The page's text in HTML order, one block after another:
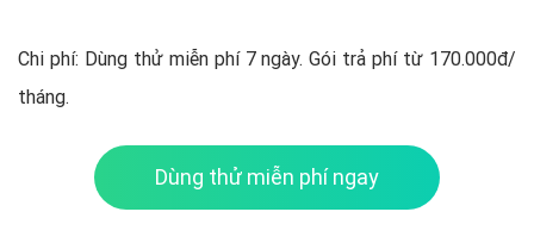
Chi phí: Dùng thử miễn phí 7 ngày. Gói trả phí từ 170.000đ/
tháng.
Dùng thử miễn phí ngay